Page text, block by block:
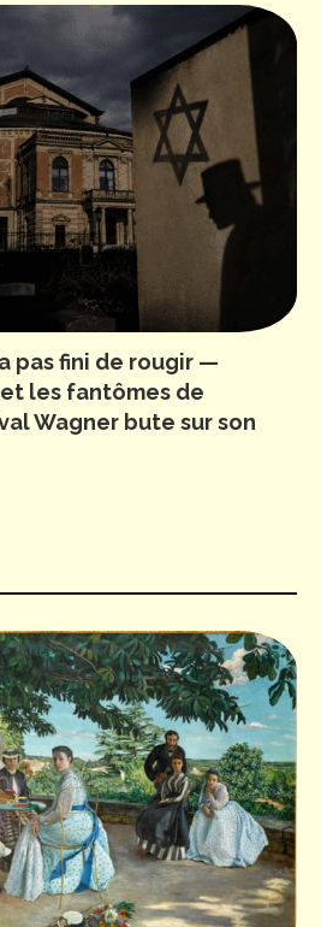
pas fini de rougir —
et les fantômes de
Wagner bute sur son